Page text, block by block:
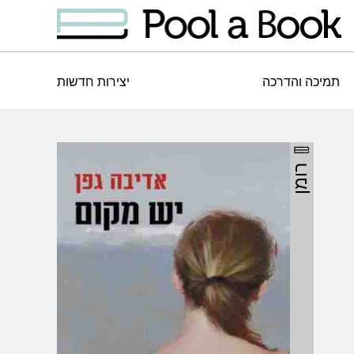
תמיכה והדרכה יצירות חדשות
רומן